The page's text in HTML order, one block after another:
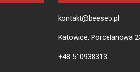
kontakt@beeseo.pl
Katowice, Porcelanowa
+48 510938313